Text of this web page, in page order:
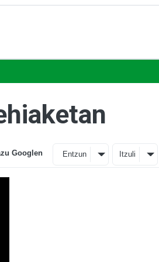
Googlen Entzun Itzuli